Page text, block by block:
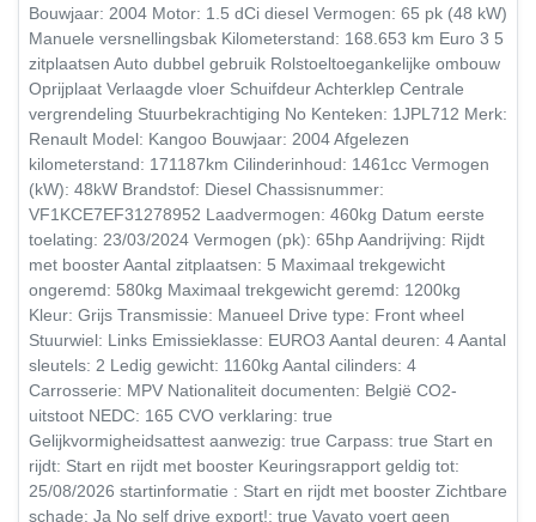
Bouwjaar: 2004 Motor: 1.5 dCi diesel Vermogen: 65 pk (48 kW)
Manuele versnellingsbak Kilometerstand: 168.653 km Euro 3 5
zitplaatsen Auto dubbel gebruik Rolstoeltoegankelijke ombouw
Oprijplaat Verlaagde vloer Schuifdeur Achterklep Centrale
vergrendeling Stuurbekrachtiging No Kenteken: 1JPL712 Merk:
Renault Model: Kangoo Bouwjaar: 2004 Afgelezen
kilometerstand: 171187km Cilinderinhoud: 1461cc Vermogen
(kW): 48kW Brandstof: Diesel Chassisnummer:
VF1KCE7EF31278952 Laadvermogen: 460kg Datum eerste
toelating: 23/03/2024 Vermogen (pk): 65hp Aandrijving: Rijdt
met booster Aantal zitplaatsen: 5 Maximaal trekgewicht
ongeremd: 580kg Maximaal trekgewicht geremd: 1200kg
Kleur: Grijs Transmissie: Manueel Drive type: Front wheel
Stuurwiel: Links Emissieklasse: EURO3 Aantal deuren: 4 Aantal
sleutels: 2 Ledig gewicht: 1160kg Aantal cilinders: 4
Carrosserie: MPV Nationaliteit documenten: België CO2-
uitstoot NEDC: 165 CVO verklaring: true
Gelijkvormigheidsattest aanwezig: true Carpass: true Start en
rijdt: Start en rijdt met booster Keuringsrapport geldig tot:
25/08/2026 startinformatie : Start en rijdt met booster Zichtbare
schade: Ja No self drive export!: true Vavato voert geen